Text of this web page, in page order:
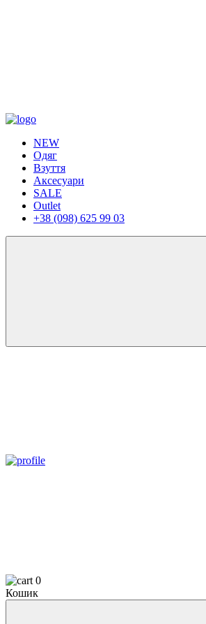
NEW
Одяг
Взуття
Аксесуари
SALE
Outlet
+38 (098) 625 99 03
0
Кошик